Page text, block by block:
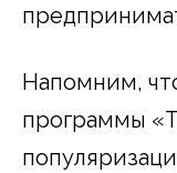
Напомним,
программы